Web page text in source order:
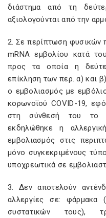
διάστημα από τη
αξιολογούνται από την
2. Σε περίπτωση φυσικών
mRNA εμβολίου κατά
προς τα οποία η
επίκληση των περ. α) και
ο εμβολιασμός με
κορωνοϊού COVID-19,
στη σύνθεσή του το
εκδηλώθηκε η
εμβολιασμός στις
μόνο συγκεκριμένους
υποχρεωτικά σε
3. Δεν αποτελούν
αλλεργίες σε: φάρμακα
συστατικών τους),